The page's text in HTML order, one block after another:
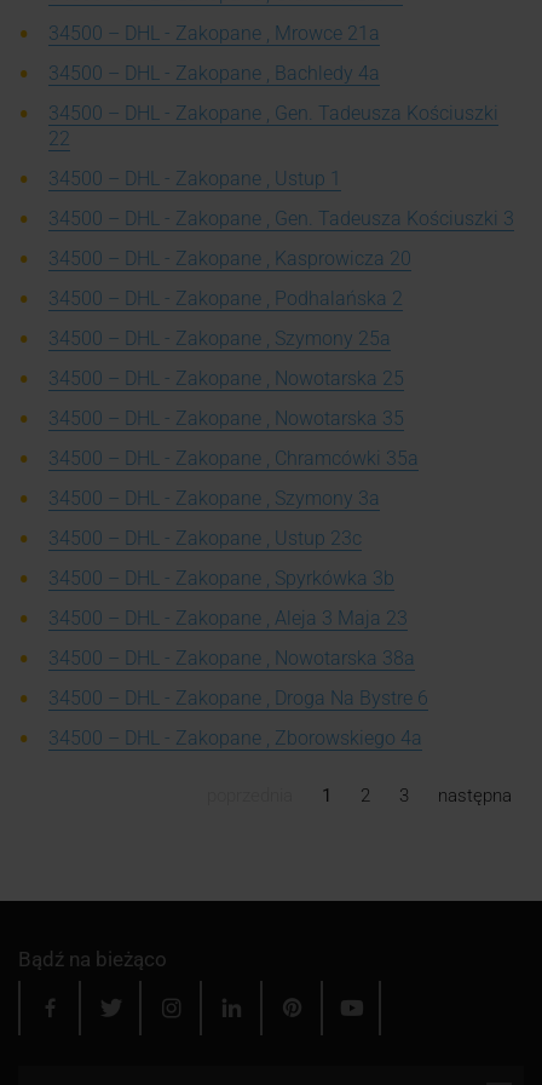
34500 – DHL - Zakopane , Mrowce 21a
34500 – DHL - Zakopane , Bachledy 4a
34500 – DHL - Zakopane , Gen. Tadeusza Kościuszki
22
34500 – DHL - Zakopane , Ustup 1
34500 – DHL - Zakopane , Gen. Tadeusza Kościuszki 3
34500 – DHL - Zakopane , Kasprowicza 20
34500 – DHL - Zakopane , Podhalańska 2
34500 – DHL - Zakopane , Szymony 25a
34500 – DHL - Zakopane , Nowotarska 25
34500 – DHL - Zakopane , Nowotarska 35
34500 – DHL - Zakopane , Chramcówki 35a
34500 – DHL - Zakopane , Szymony 3a
34500 – DHL - Zakopane , Ustup 23c
34500 – DHL - Zakopane , Spyrkówka 3b
34500 – DHL - Zakopane , Aleja 3 Maja 23
34500 – DHL - Zakopane , Nowotarska 38a
34500 – DHL - Zakopane , Droga Na Bystre 6
34500 – DHL - Zakopane , Zborowskiego 4a
1 2 3 następna
Bądź na bieżąco